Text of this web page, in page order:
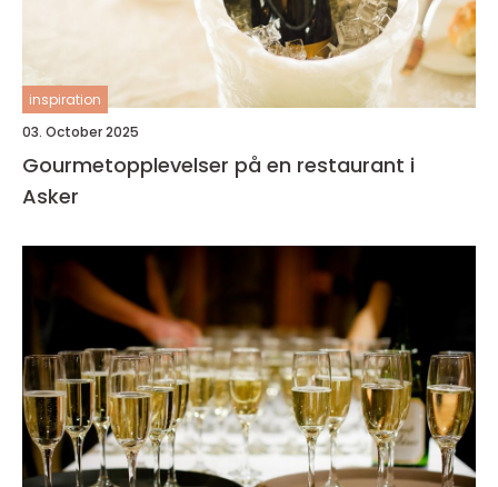
inspiration
03. October 2025
Gourmetopplevelser på en restaurant i
Asker